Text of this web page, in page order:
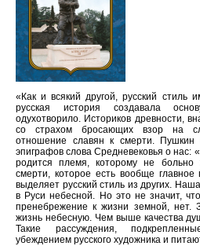
«Как и всякий другой, русский стиль
русская история создавала
одухотворило. Историков древности,
со страхом бросающих взор на
отношение славян к смерти.
эпиграфов слова Средневековья о нас:
родится племя, которому не
смерти, которое есть вообще
выделяет русский стиль из других.
в Руси небесной. Но это не значит,
пренебрежение к жизни земной, нет.
жизнь небесную. Чем выше качества
Такие рассуждения,
убеждением русского художника и